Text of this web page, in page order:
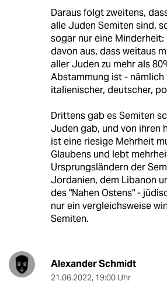
Daraus folgt zweitens,
alle Juden Semiten sind,
sogar nur eine
davon aus, dass weitaus
aller Juden zu mehr als
Abstammung ist - nämlich
italienischer, deutscher,
Drittens gab es Semiten
Juden gab, und von ihren
ist eine riesige Mehrheit
Glaubens und lebt
Ursprungsländern der
Jordanien, dem Libanon
des "Nahen Ostens" -
nur ein vergleichsweise
Semiten.
Alexander Schmidt
21.06.2022, 19:00 Uhr